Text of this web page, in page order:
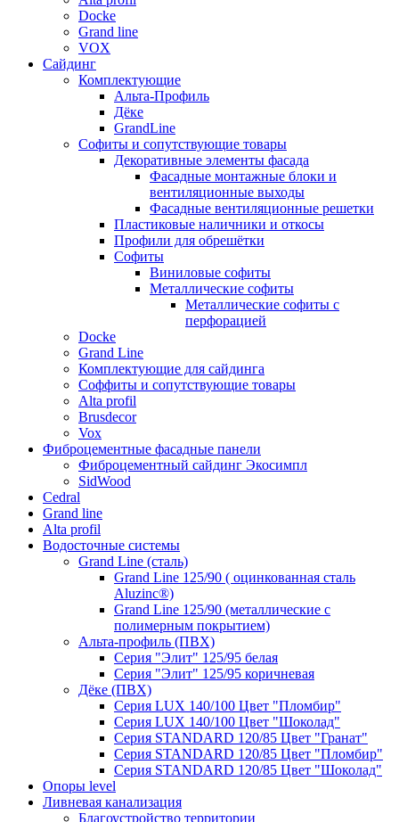
Docke
Grand line
VOX
Сайдинг
Комплектующие
Альта-Профиль
Дёке
GrandLine
Софиты и сопутствующие товары
Декоративные элементы фасада
Фасадные монтажные блоки и
вентиляционные выходы
Фасадные вентиляционные решетки
Пластиковые наличники и откосы
Профили для обрешётки
Софиты
Виниловые софиты
Металлические софиты
Металлические софиты с
перфорацией
Docke
Grand Line
Комплектующие для сайдинга
Соффиты и сопутствующие товары
Alta profil
Brusdecor
Vox
Фиброцементные фасадные панели
Фиброцементный сайдинг Экосимпл
SidWood
Cedral
Grand line
Аlta profil
Водосточные системы
Grand Line (сталь)
Grand Line 125/90 ( оцинкованная сталь
Aluzinc®)
Grand Line 125/90 (металлические с
полимерным покрытием)
Альта-профиль (ПВХ)
Серия "Элит" 125/95 белая
Серия "Элит" 125/95 коричневая
Дёке (ПВХ)
Серия LUX 140/100 Цвет "Пломбир"
Серия LUX 140/100 Цвет "Шоколад"
Серия STANDARD 120/85 Цвет "Гранат"
Серия STANDARD 120/85 Цвет "Пломбир"
Серия STANDARD 120/85 Цвет "Шоколад"
Опоры level
Ливневая канализация
Благоустройство территории